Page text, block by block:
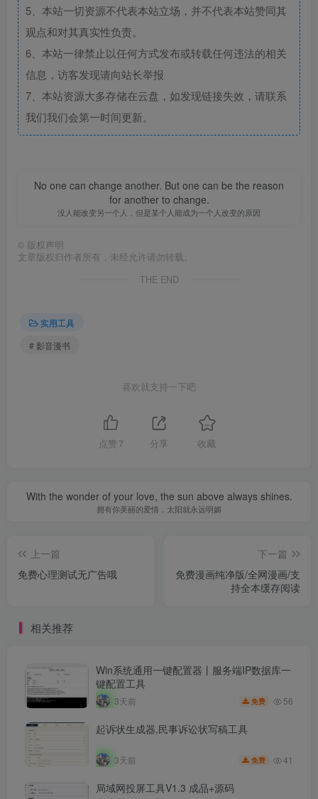
5、本站一切资源不代表本站立场，并不代表本站赞同其
观点和对其真实性负责。
6、本站一律禁止以任何方式发布或转载任何违法的相关
信息，访客发现请向站长举报
7、本站资源大多存储在云盘，如发现链接失效，请联系
我们我们会第一时间更新。
No one can change another. But one can be the reason
for another to change.
没人能改变另一个人，但是某个人能成为一个人改变的原因
© 版权声明
文章版权归作者所有，未经允许请勿转载。
THE END
实用工具
# 影音漫书
喜欢就支持一下吧
点赞 7 分享 收藏
With the wonder of your love, the sun above always shines.
拥有你美丽的爱情，太阳就永远明媚
上一篇
免费心理测试无广告哦
下一篇
免费漫画纯净版/全网漫画/支
持全本缓存阅读
相关推荐
Win系统通用一键配置器丨服务端IP数据库一
键配置工具
3天前 免费 56
起诉状生成器,民事诉讼状写稿工具
3天前 免费 41
局域网投屏工具V1.3 成品+源码